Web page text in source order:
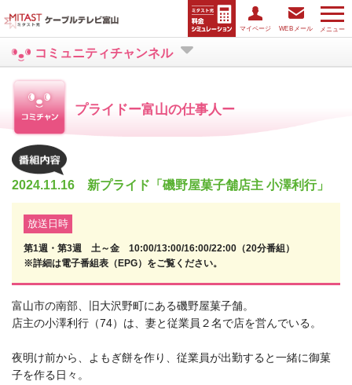
メニュー
マイページ WEBメール
コミュニティチャンネル
プライドー富山の仕事人ー
2024.11.16 新プライド「磯野屋菓子舗店主 小澤利行」
放送日時
第1週・第3週 土～金 10:00/13:00/16:00/22:00（20分番組）
※詳細は電子番組表（EPG）をご覧ください。
富山市の南部、旧大沢野町にある磯野屋菓子舗。
店主の小澤利行（74）は、妻と従業員２名で店を営んでいる。
夜明け前から、よもぎ餅を作り、従業員が出勤すると一緒に御菓
子を作る日々。